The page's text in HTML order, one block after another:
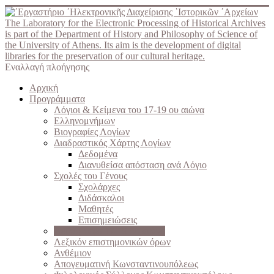
The Laboratory for the Electronic Processing of Historical Archives
is part of the Department of History and Philosophy of Science of
the University of Athens. Its aim is the development of digital
libraries for the preservation of our cultural heritage.
Εναλλαγή πλοήγησης
Αρχική
Προγράμματα
Λόγιοι & Κείμενα του 17-19 ου αιώνα
Ελληνομνήμων
Βιογραφίες Λογίων
Διαδραστικός Χάρτης Λογίων
Δεδομένα
Διανυθείσα απόσταση ανά Λόγιο
Σχολές του Γένους
Σχολάρχες
Διδάσκαλοι
Μαθητές
Επισημειώσεις
Λεξικόν επιστημονικών όρων
Ανθέμιον
Απογευματινή Κωνσταντινουπόλεως